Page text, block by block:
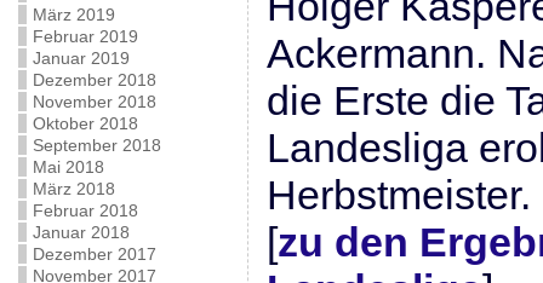
März 2019
Februar 2019
Januar 2019
Dezember 2018
November 2018
Oktober 2018
September 2018
Mai 2018
März 2018
Februar 2018
Januar 2018
Dezember 2017
November 2017
Ackermann.
die Erste die
Landesliga
Herbstmeister.
[zu den